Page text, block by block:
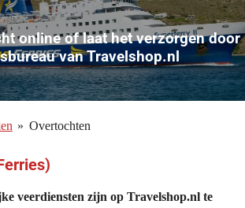
online of laat het verzorgen door
van Travelshop.nl
» Overtochten
veerdiensten zijn op Travelshop.nl te